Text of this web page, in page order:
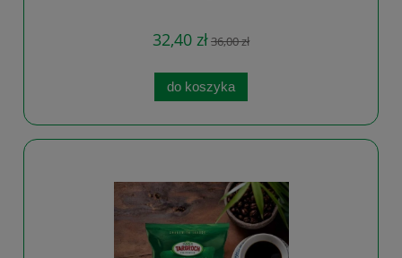
32,40 zł36,00 zł
do koszyka